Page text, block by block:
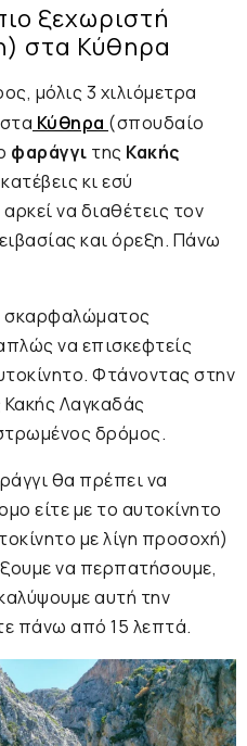
ξεχωριστή
στα Κύθηρα
μόλις 3 χιλιόμετρα
στα Κύθηρα (σπουδαίο
φαράγγι της Κακής
κι εσύ
να διαθέτεις τον
και όρεξη. Πάνω
σκαρφαλώματος
να επισκεφτείς
Φτάνοντας στην
Κακής Λαγκαδάς
δρόμος.
θα πρέπει να
είτε με το αυτοκίνητο
με λίγη προσοχή)
να περπατήσουμε,
αυτή την
πάνω από 15 λεπτά.